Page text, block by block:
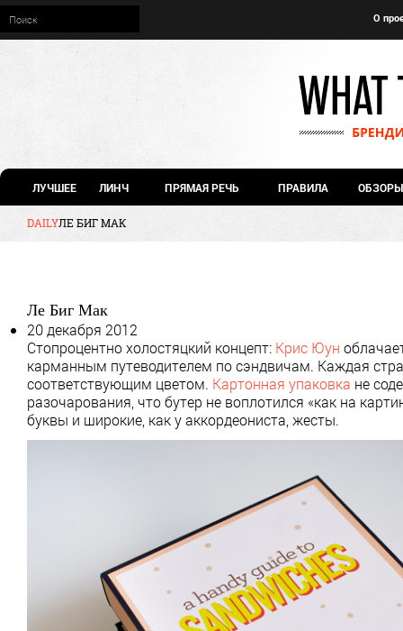
О
ЛУЧШЕЕ ЛИНЧ ПРЯМАЯ РЕЧЬ ПРАВИЛА ОБЗОРЫ
DAILYЛЕ БИГ МАК
Ле Биг Мак
20 декабря 2012
Стопроцентно холостяцкий концепт: Крис Юун
карманным путеводителем по сэндвичам. Каждая
соответствующим цветом. Картонная упаковка не
разочарования, что бутер не воплотился «как на
буквы и широкие, как у аккордеониста, жесты.